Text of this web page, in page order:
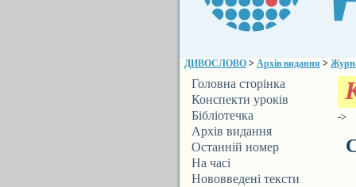
ДИВОСЛОВО > Архів видання >
Головна сторінка
Конспекти уроків
Бібліотечка
ДИВОСЛОВА
Архів видання
Останній номер
На часі
Нововведені тексти
->